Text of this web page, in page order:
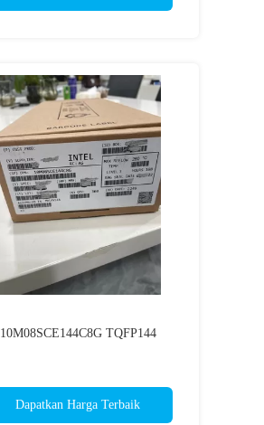
10M08SCE144C8G TQFP144
Dapatkan Harga Terbaik